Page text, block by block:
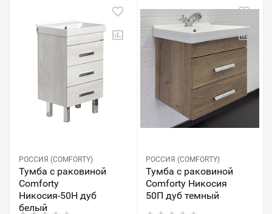
РОССИЯ (COMFORTY)
Тумба с раковиной
Comforty
Никосия-50Н дуб
белый
РОССИЯ (COMFORTY)
Тумба с раковиной
Comforty Никосия
50П дуб темный